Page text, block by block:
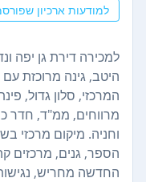
למודעות ארכיון
היטב, גינה מרוכזת
המרכזי, סלון גדול,
מרווחים, ממ"ד, חדר
וחניה. מיקום מרכזי
הספר, גנים, מרכזים
החדשה מחריש,